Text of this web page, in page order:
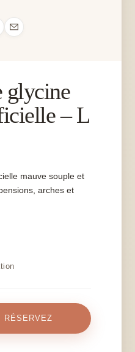
glycine
– L
mauve souple et
arches et
RÉSERVEZ